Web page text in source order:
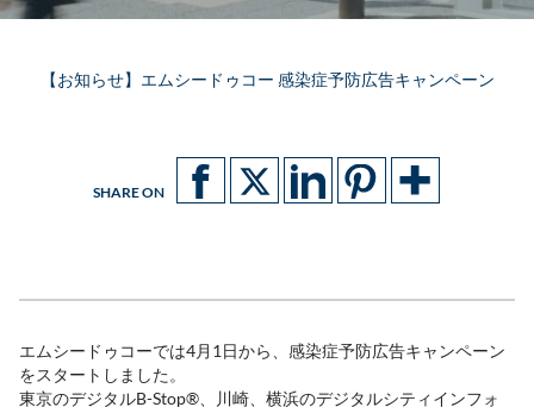
【お知らせ】エムシードゥコー 感染症予防広告キャンペーン
SHARE ON
エムシードゥコーでは4月1日から、感染症予防広告キャンペーン
をスタートしました。
東京のデジタルB-Stop®、川崎、横浜のデジタルシティインフォ